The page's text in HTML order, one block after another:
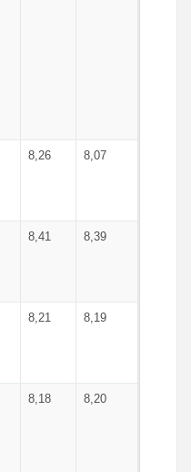
8,26 8,07
8,41 8,39
8,21 8,19
8,18 8,20